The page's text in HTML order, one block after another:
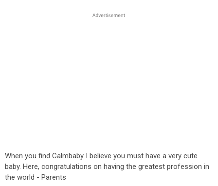
When you find Calmbaby I believe you must have a very cute
baby. Here, congratulations on having the greatest profession in
the world - Parents